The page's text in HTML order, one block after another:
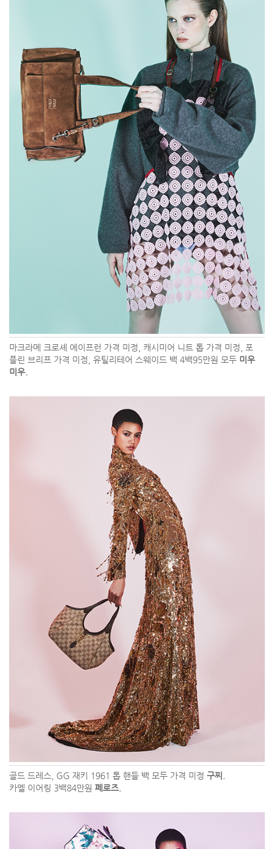
마크라메 크로셰 에이프런 가격 미정, 캐시미어 니트 톱 가격 미정, 포
플린 브리프 가격 미정, 유틸리테어 스웨이드 백 4백95만원 모두 미우
미우.
골드 드레스, GG 재키 1961 톱 핸들 백 모두 가격 미정 구찌.
카멜 이어링 3백84만원 페로즈.